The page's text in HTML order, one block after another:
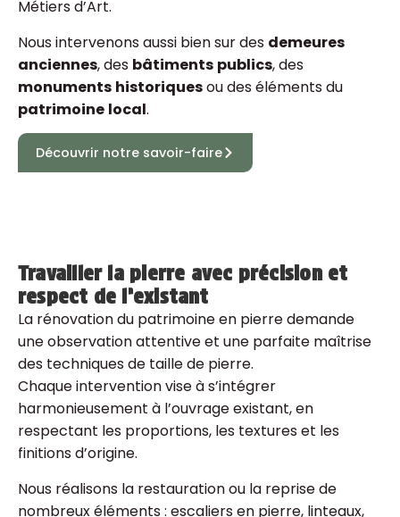
Métiers d’Art.
Nous intervenons aussi bien sur des demeures
anciennes, des bâtiments publics, des
monuments historiquesou des éléments du
patrimoine local.
Découvrir notre savoir-faire
Travailler la pierre avec précision et
respect de l’existant
La rénovation du patrimoine en pierre demande
une observation attentive et une parfaite maîtrise
des techniques de taille de pierre.
Chaque intervention vise à s’intégrer
harmonieusement à l’ouvrage existant, en
respectant les proportions, les textures et les
finitions d’origine.
Nous réalisons la restauration ou la reprise de
nombreux éléments : escaliers en pierre, linteaux,